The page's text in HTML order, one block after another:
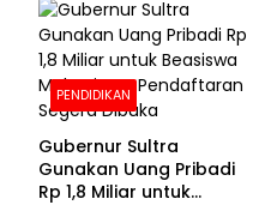
PENDIDIKAN
Gubernur Sultra
Gunakan Uang Pribadi
Rp 1,8 Miliar untuk